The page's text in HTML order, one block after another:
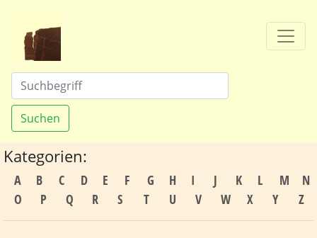
Suchen
Kategorien:
A B C D E F G H I J K L M
N
O
P Q R S T U V W X Y Z